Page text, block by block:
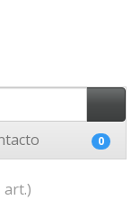
0
art.)